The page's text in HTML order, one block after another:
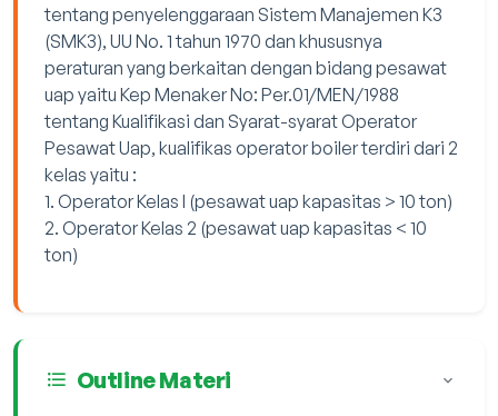
tentang penyelenggaraan Sistem Manajemen K3
(SMK3), UU No. 1 tahun 1970 dan khususnya
peraturan yang berkaitan dengan bidang pesawat
uap yaitu Kep Menaker No: Per.01/MEN/1988
tentang Kualifikasi dan Syarat-syarat Operator
Pesawat Uap, kualifikas operator boiler terdiri dari 2
kelas yaitu :
1. Operator Kelas I (pesawat uap kapasitas > 10 ton)
2. Operator Kelas 2 (pesawat uap kapasitas < 10
ton)
Outline Materi